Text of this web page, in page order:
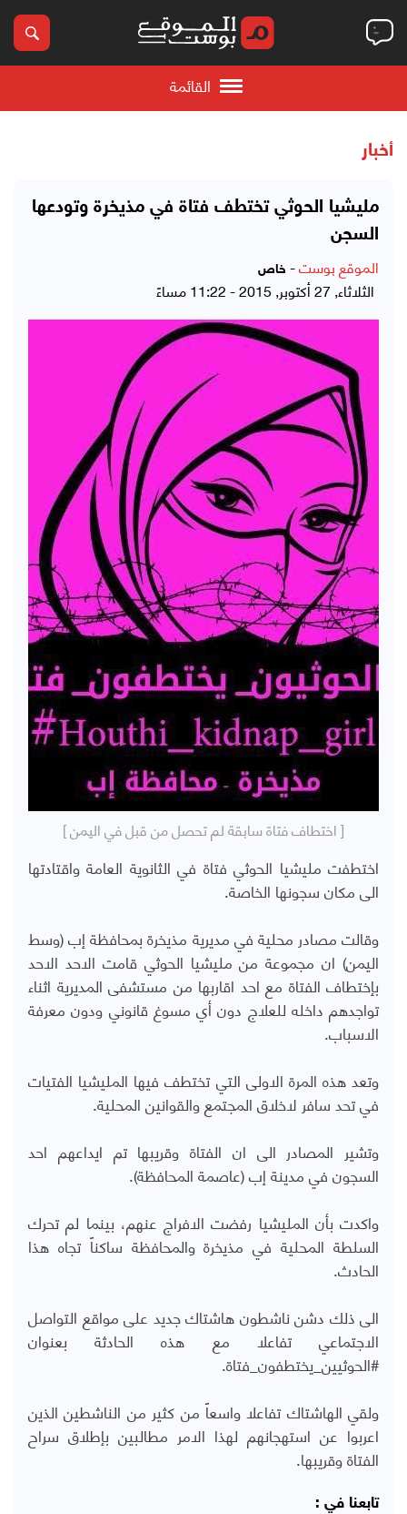
القائمة
أخبار
مليشيا الحوثي تختطف فتاة في مذيخرة وتودعها
السجن
الموقع بوست- خاص
الثلاثاء, 27 أكتوبر, 2015 - 11:22 مساءً
[ اختطاف فتاة سابقة لم تحصل من قبل في اليمن ]
اختطفت مليشيا الحوثي فتاة في الثانوية العامة واقتادتها
الى مكان سجونها الخاصة.
وقالت مصادر محلية في مديرية مذيخرة بمحافظة إب (وسط
اليمن) ان مجموعة من مليشيا الحوثي قامت الاحد الاحد
بإختطاف الفتاة مع احد اقاربها من مستشفى المديرية اثناء
تواجدهم داخله للعلاج دون أي مسوغ قانوني ودون معرفة
الاسباب.
وتعد هذه المرة الاولى التي تختطف فيها المليشيا الفتيات
في تحد سافر لاخلاق المجتمع والقوانين المحلية.
وتشير المصادر الى ان الفتاة وقريبها تم ايداعهم احد
السجون في مدينة إب (عاصمة المحافظة).
واكدت بأن المليشيا رفضت الافراج عنهم، بينما لم تحرك
السلطة المحلية في مذيخرة والمحافظة ساكناً تجاه هذا
الحادث.
الى ذلك دشن ناشطون هاشتاك جديد على مواقع التواصل
الاجتماعي تفاعلا مع هذه الحادثة بعنوان
#الحوثيين_يختطفون_فتاة.
ولقي الهاشتاك تفاعلا واسعاً من كثير من الناشطين الذين
اعربوا عن استهجانهم لهذا الامر مطالبين بإطلاق سراح
الفتاة وقريبها.
تابعنا في :